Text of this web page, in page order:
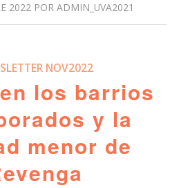
2022 PORADMIN_UVA2021
NOV2022
los barrios
y la
menor de